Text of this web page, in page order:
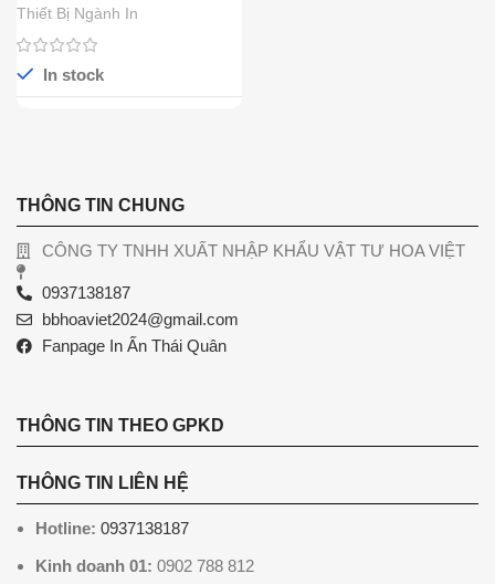
Thiết Bị Ngành In
In stock
THÔNG TIN CHUNG
CÔNG TY TNHH XUẤT NHẬP KHẨU VẬT TƯ HOA VIỆT
0937138187
bbhoaviet2024@gmail.com
Fanpage In Ấn Thái Quân
THÔNG TIN THEO GPKD
THÔNG TIN LIÊN HỆ
Hotline: 0937138187
Kinh doanh 01: 0902 788 812